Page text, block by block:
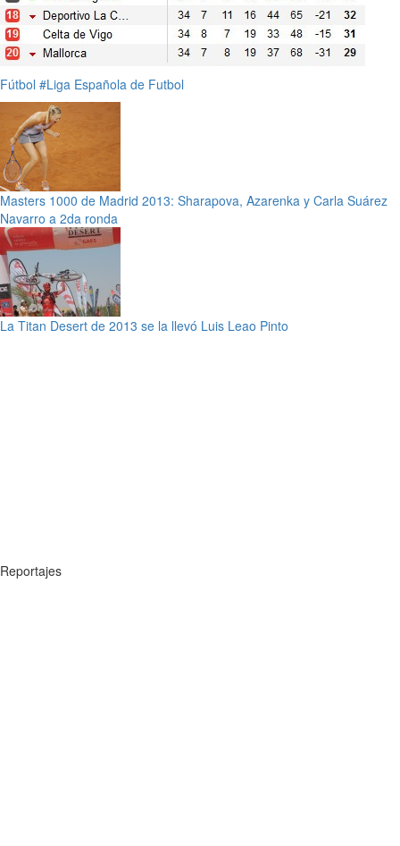
Fútbol #Liga Española de Futbol
Masters 1000 de Madrid 2013: Sharapova, Azarenka y Carla Suárez
Navarro a 2da ronda
La Titan Desert de 2013 se la llevó Luis Leao Pinto
Reportajes